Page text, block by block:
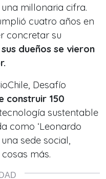
millonaria cifra.
cuatro años en
concretar su
sus dueños se vieron
Desafío
construir 150
sustentable
como ‘Leonardo
sede social,
más.